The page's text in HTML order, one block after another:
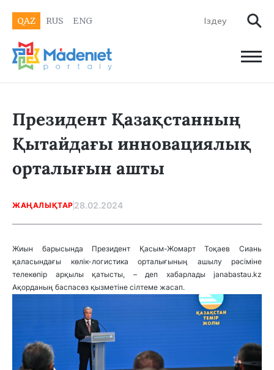
QAZ RUS ENG
Президент Қазақстанның
Қытайдағы инновациялық
орталығын ашты
ЖАҢАЛЫҚТАР 28.02.2024
Жиын барысында Президент Қасым-Жомарт Тоқаев Сиань
қаласындағы көлік-логистика орталығының ашылу рәсіміне
телекөпір арқылы қатысты, – деп хабарлады janabastau.kz
Ақорданың баспасөз қызметіне сілтеме жасап.